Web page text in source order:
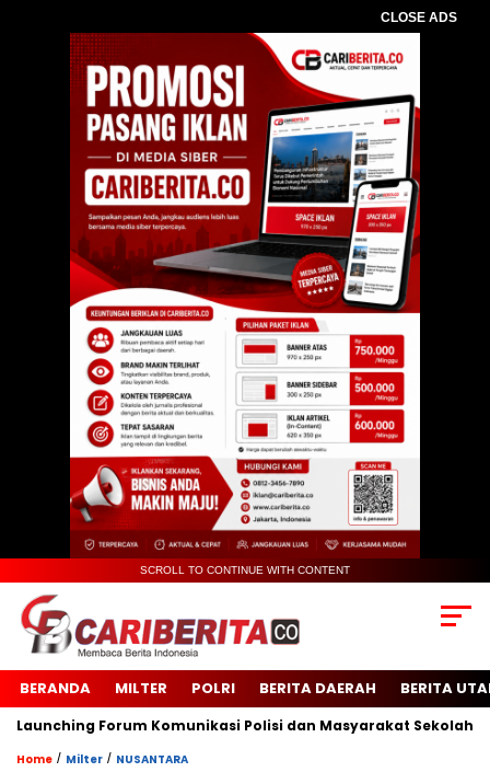
CLOSE ADS
SCROLL TO CONTINUE WITH CONTENT
BERANDA MILTER POLRI BERITA DAERAH BERITA
Forum Komunikasi Polisi dan Masyarakat Sekolah (FKPMS)
Home / Milter / NUSANTARA